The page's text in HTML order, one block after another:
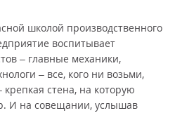
школой производственного
воспитывает
– главные механики,
– все, кого ни возьми,
крепкая стена, на которую
И на совещании, услышав